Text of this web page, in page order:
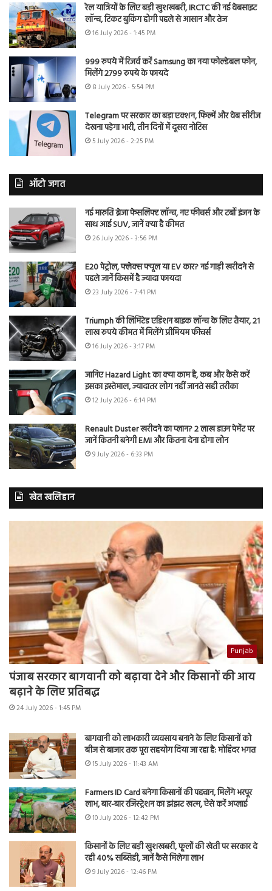
रेल यात्रियों के लिए बड़ी खुशखबरी, IRCTC की नई वेबसाइट
लॉन्च, टिकट बुकिंग होगी पहले से आसान और तेज
16 July 2026 - 1:45 PM
999 रुपये में रिजर्व करें Samsung का नया फोल्डेबल फोन,
मिलेंगे 2799 रुपये के फायदे
8 July 2026 - 5:54 PM
Telegram पर सरकार का बड़ा एक्शन, फिल्में और वेब सीरीज
देखना पड़ेगा भारी, तीन दिनों में दूसरा नोटिस
5 July 2026 - 2:25 PM
ऑटो जगत
नई मारुति ब्रेजा फेसलिफ्ट लॉन्च, नए फीचर्स और टर्बो इंजन के
साथ आई SUV, जानें क्या है कीमत
26 July 2026 - 3:56 PM
E20 पेट्रोल, फ्लेक्स फ्यूल या EV कार? नई गाड़ी खरीदने से
पहले जानें किसमें है ज्यादा फायदा
23 July 2026 - 7:41 PM
Triumph की लिमिटेड एडिशन बाइक लॉन्च के लिए तैयार, 21
लाख रुपये कीमत में मिलेंगे प्रीमियम फीचर्स
16 July 2026 - 3:17 PM
जानिए Hazard Light का क्या काम है, कब और कैसे करें
इसका इस्तेमाल, ज्यादातर लोग नहीं जानते सही तरीका
12 July 2026 - 6:14 PM
Renault Duster खरीदने का प्लान? 2 लाख डाउन पेमेंट पर
जानें कितनी बनेगी EMI और कितना देना होगा लोन
9 July 2026 - 6:33 PM
खेत खलिहान
Punjab
पंजाब सरकार बागवानी को बढ़ावा देने और किसानों की आय
बढ़ाने के लिए प्रतिबद्ध
24 July 2026 - 1:45 PM
बागवानी को लाभकारी व्यवसाय बनाने के लिए किसानों को
बीज से बाजार तक पूरा सहयोग दिया जा रहा है: मोहिंदर भगत
15 July 2026 - 11:43 AM
Farmers ID Card बनेगा किसानों की पहचान, मिलेंगे भरपूर
लाभ, बार-बार रजिस्ट्रेशन का झंझट खत्म, ऐसे करें अप्लाई
10 July 2026 - 12:42 PM
किसानों के लिए बड़ी खुशखबरी, फूलों की खेती पर सरकार दे
रही 40% सब्सिडी, जानें कैसे मिलेगा लाभ
9 July 2026 - 12:46 PM